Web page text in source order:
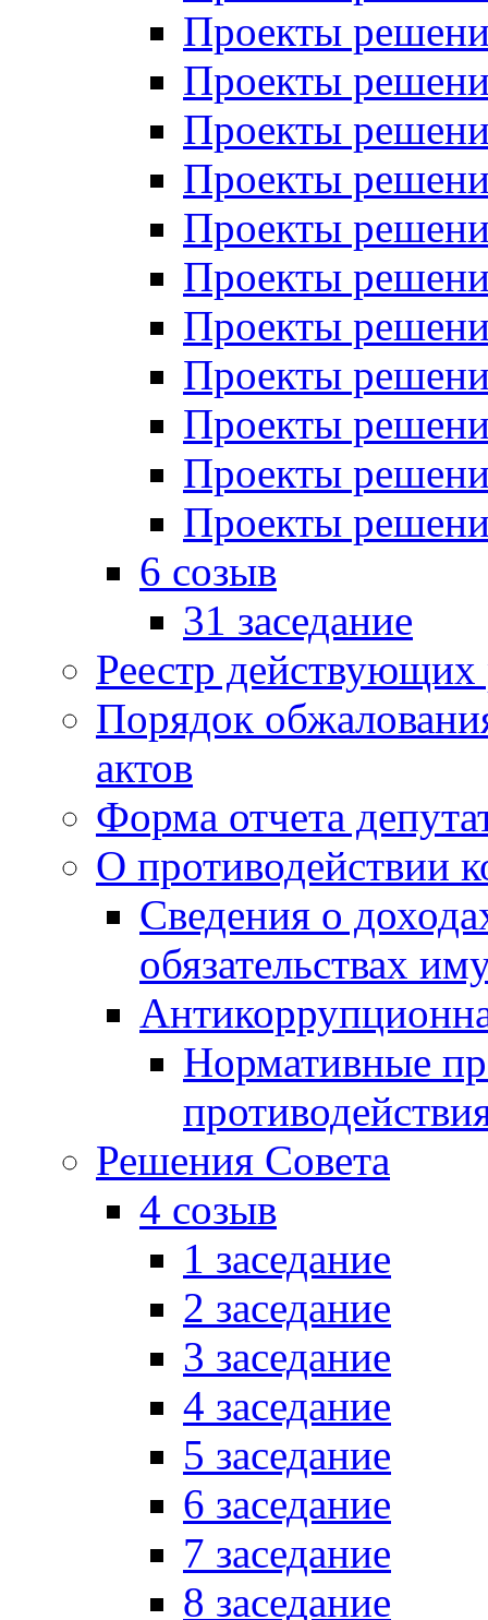
Проекты
Проекты
Проекты
Проекты
Проекты
Проекты
Проекты
Проекты
Проекты
Проекты
Проекты
6 созыв
31 заседание
Реестр
Порядок
актов
Форма отчета
О противодействии
Сведения о
обязательствах
Нормативные
Решения Совета
4 созыв
1 заседание
2 заседание
3 заседание
4 заседание
5 заседание
6 заседание
7 заседание
8 заседание